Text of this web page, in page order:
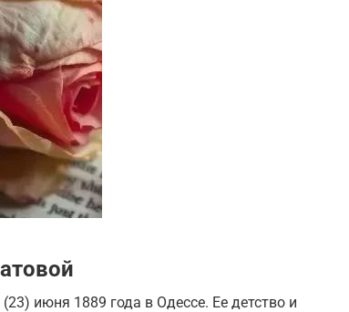
июня 1889 года в Одессе. Ее детство и